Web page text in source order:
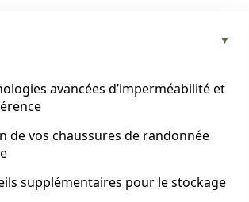
avancées d’imperméabilité et
de vos chaussures de randonnée
supplémentaires pour le stockage